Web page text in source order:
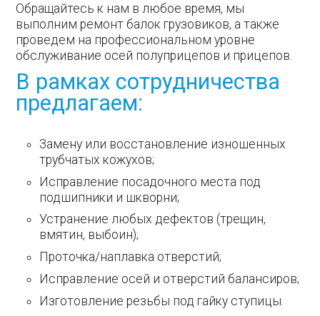
Обращайтесь к нам в любое время, мы
выполним ремонт балок грузовиков, а также
проведем на профессиональном уровне
обслуживание осей полуприцепов и прицепов.
В рамках сотрудничества
предлагаем:
Замену или восстановление изношенных
трубчатых кожухов;
Исправление посадочного места под
подшипники и шкворни;
Устранение любых дефектов (трещин,
вмятин, выбоин);
Проточка/наплавка отверстий;
Исправление осей и отверстий балансиров;
Изготовление резьбы под гайку ступицы.